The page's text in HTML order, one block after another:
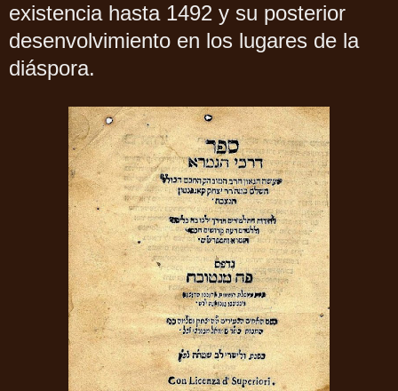
existencia hasta 1492 y su posterior
desenvolvimiento en los lugares de la
diáspora.